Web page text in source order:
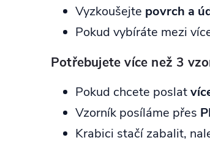
Vyzkoušejte povrch a
Pokud vybíráte mezi
Potřebujete více než 3
Pokud chcete poslat
Vzorník posíláme přes
Krabici stačí zabalit,